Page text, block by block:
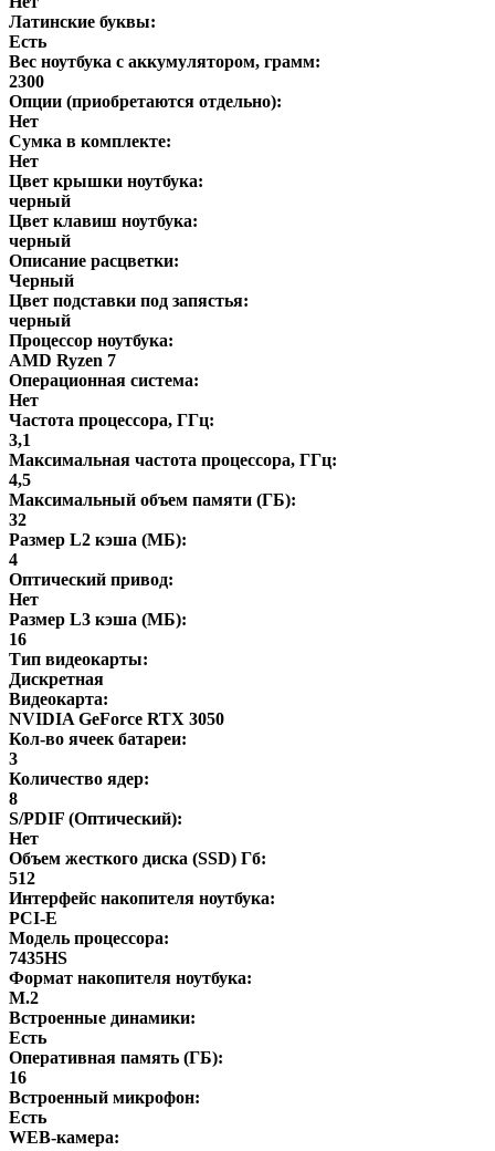
Латинские буквы:
Есть
Вес ноутбука с аккумулятором, грамм:
2300
Опции (приобретаются отдельно):
Нет
Сумка в комплекте:
Нет
Цвет крышки ноутбука:
черный
Цвет клавиш ноутбука:
черный
Описание расцветки:
Черный
Цвет подставки под запястья:
черный
Процессор ноутбука:
AMD Ryzen 7
Операционная система:
Нет
Частота процессора, ГГц:
3,1
Максимальная частота процессора, ГГц:
4,5
Максимальный объем памяти (ГБ):
32
Размер L2 кэша (МБ):
4
Оптический привод:
Нет
Размер L3 кэша (МБ):
16
Тип видеокарты:
Дискретная
Видеокарта:
NVIDIA GeForce RTX 3050
Кол-во ячеек батареи:
3
Количество ядер:
8
S/PDIF (Оптический):
Нет
Объем жесткого диска (SSD) Гб:
512
Интерфейс накопителя ноутбука:
PCI-E
Модель процессора:
7435HS
Формат накопителя ноутбука:
M.2
Встроенные динамики:
Есть
Оперативная память (ГБ):
16
Встроенный микрофон:
Есть
WEB-камера: